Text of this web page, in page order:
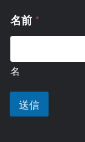
名前 *
名
送信